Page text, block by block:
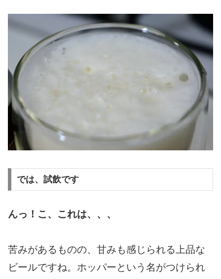
では、試飲です
んっ！こ、これは、、、
苦みがあるものの、甘みも感じられる上品な
ビールですね。ホッパーという名がつけられ